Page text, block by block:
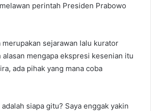
perintah Presiden Prabowo
merupakan sejarawan lalu kurator
alasan mengapa ekspresi kesenian itu
ada pihak yang mana coba
siapa gitu? Saya enggak yakin